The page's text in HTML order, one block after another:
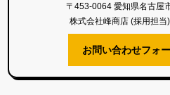
〒453-0064 愛知県名古屋
株式会社峰商店 (採用担当
お問い合わせフォ